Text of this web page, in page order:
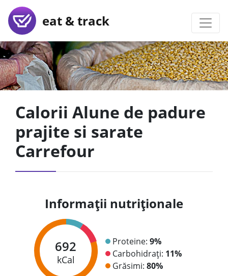
eat & track
Calorii Alune de padure
prajite si sarate
Carrefour
Informații nutriționale
692
kCal
Proteine: 9%
Carbohidrați: 11%
Grăsimi: 80%